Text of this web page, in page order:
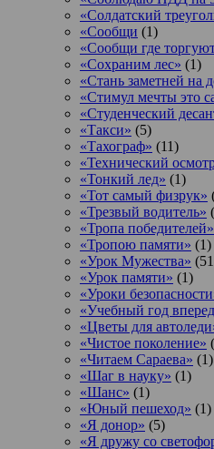
«Солдатский
«Сообщи (1)
«Сообщи где
«Сохраним лес» (1)
«Стань заметней на
«Стимул мечты это
«Студенческий
«Такси» (5)
«Тахограф» (11)
«Технический
«Тонкий лед» (1)
«Тот самый физрук»
«Трезвый водитель»
«Тропа победителей»
«Тропою памяти» (1)
«Урок Мужества»
«Урок памяти» (1)
«Уроки
«Учебный год
«Цветы для
«Чистое поколение»
«Читаем Сараева» (1)
«Шаг в науку» (1)
«Шанс» (1)
«Юный пешеход» (1)
«Я донор» (5)
«Я дружу со